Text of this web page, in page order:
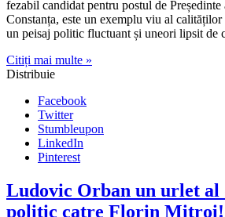
fezabil candidat pentru postul de
Constanța, este un exemplu viu al
un peisaj politic fluctuant și uneori lipsit de
Citiți mai multe »
Distribuie
Facebook
Twitter
Stumbleupon
LinkedIn
Pinterest
Ludovic Orban un urlet
politic catre Florin Mitroi!